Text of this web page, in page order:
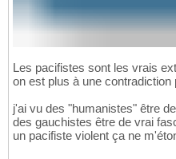
Les pacifistes sont les vrais
on est plus à une contradiction
j'ai vu des "humanistes" être
des gauchistes être de vrai
un pacifiste violent ça ne